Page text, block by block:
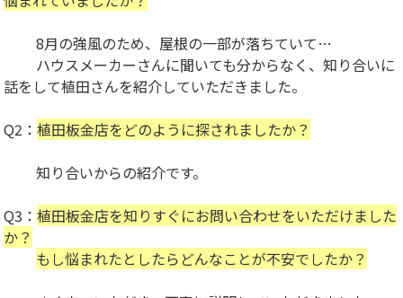
8月の強風のため、屋根の一部が落ちていて…
ハウスメーカーさんに聞いても分からなく、知り合いに
話をして植田さんを紹介していただきました。
Q2：植田板金店をどのように探されましたか？
知り合いからの紹介です。
Q3：植田板金店を知りすぐにお問い合わせをいただけました
か？
もし悩まれたとしたらどんなことが不安でしたか？